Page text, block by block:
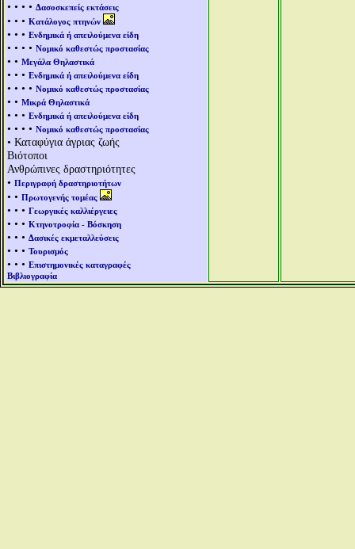
• • • • Δασοσκεπείς εκτάσεις
• • • Κατάλογος πτηνών
• • • Ενδημικά ή απειλούμενα είδη
• • • • Νομικό καθεστώς προστασίας
• • Μεγάλα Θηλαστικά
• • • Ενδημικά ή απειλούμενα είδη
• • • • Νομικό καθεστώς προστασίας
• • Μικρά Θηλαστικά
• • • Ενδημικά ή απειλούμενα είδη
• • • • Νομικό καθεστώς προστασίας
• Καταφύγια άγριας ζωής
Βιότοποι
Ανθρώπινες δραστηριότητες
• Περιγραφή δραστηριοτήτων
• • Πρωτογενής τομέας
• • • Γεωργικές καλλιέργειες
• • • Κτηνοτροφία - Βόσκηση
• • • Δασικές εκμεταλλεύσεις
• • • Τουρισμός
• • • Επιστημονικές καταγραφές
Βιβλιογραφία